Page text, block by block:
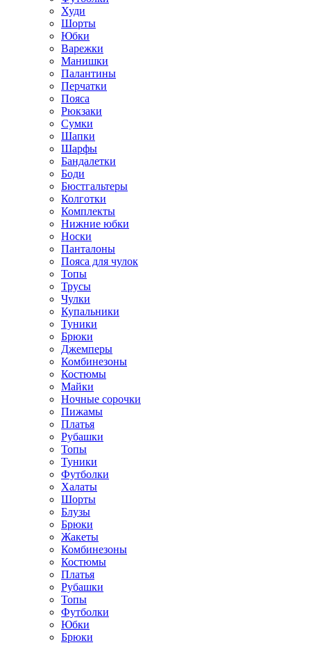
Худи
Шорты
Юбки
Варежки
Манишки
Палантины
Перчатки
Пояса
Рюкзаки
Сумки
Шапки
Шарфы
Бандалетки
Боди
Бюстгальтеры
Колготки
Комплекты
Нижние юбки
Носки
Панталоны
Поясa для чулок
Топы
Трусы
Чулки
Купальники
Туники
Брюки
Джемперы
Комбинезоны
Костюмы
Майки
Ночные сорочки
Пижамы
Платья
Рубашки
Топы
Туники
Футболки
Халаты
Шорты
Блузы
Брюки
Жакеты
Комбинезоны
Костюмы
Платья
Рубашки
Топы
Футболки
Юбки
Брюки